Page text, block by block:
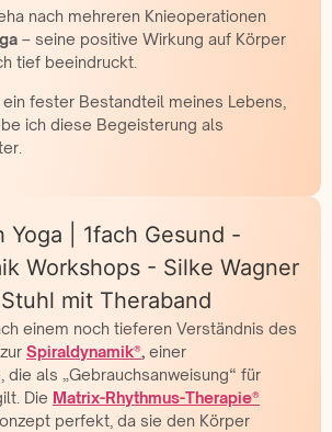
nach mehreren Knieoperationen
– seine positive Wirkung auf Körper
tief beeindruckt.
fester Bestandteil meines Lebens,
ich diese Begeisterung als
einem noch tieferen Verständnis des
Spiraldynamik®, einer
die als „Gebrauchsanweisung“ für
Die Matrix-Rhythmus-Therapie®
perfekt, da sie den Körper